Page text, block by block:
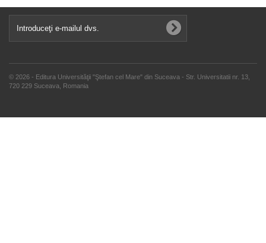
© 2026 - Editura Universităţii "Ştefan cel Mare" din Suceava - Str. Universitatii nr. 13,
720 229 Suceava, Romania